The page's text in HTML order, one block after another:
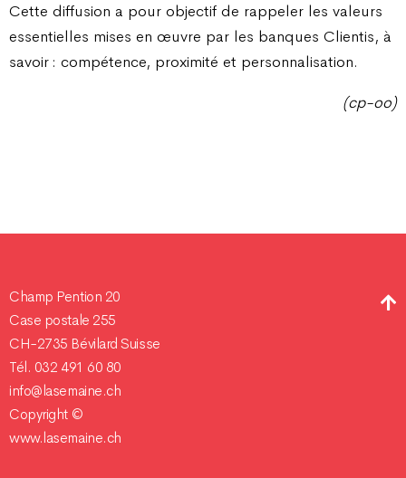
Cette diffusion a pour objectif de rappeler les valeurs
essentielles mises en œuvre par les banques Clientis, à
savoir : compétence, proximité et personnalisation.
(cp-oo)
Champ Pention 20
Case postale 255
CH-2735 Bévilard Suisse
Tél. 032 491 60 80
info@lasemaine.ch
Copyright ©
www.lasemaine.ch